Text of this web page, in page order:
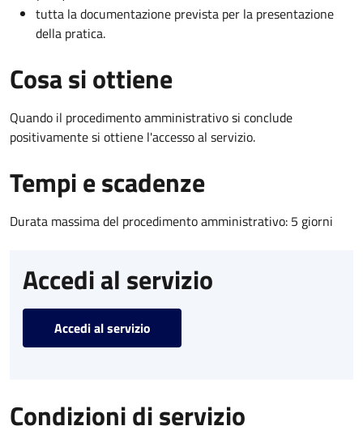
tutta la documentazione prevista per la presentazione
della pratica.
Cosa si ottiene
Quando il procedimento amministrativo si conclude
positivamente si ottiene l'accesso al servizio.
Tempi e scadenze
Durata massima del procedimento amministrativo: 5 giorni
Accedi al servizio
Accedi al servizio
Condizioni di servizio